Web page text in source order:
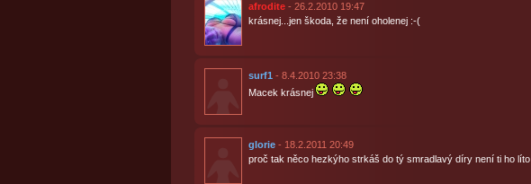
afrodite- 26.2.2010 19:47
krásnej...jen škoda, že není oholenej :-(
surf1 - 8.4.2010 23:38
Macek krásnej
glorie- 18.2.2011 20:49
proč tak něco hezkýho strkáš do tý smradlavý díry není ti ho líto